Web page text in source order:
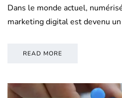
Dans le monde actuel,
marketing digital est devenu
READ MORE